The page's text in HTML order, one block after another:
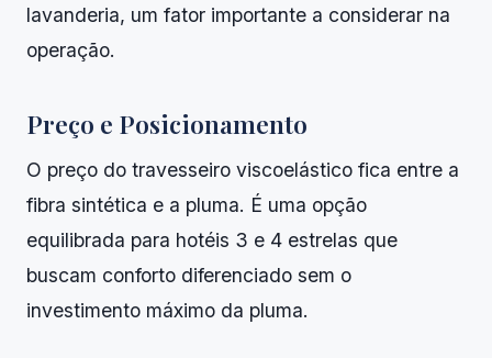
lavanderia, um fator importante a considerar na
operação.
Preço e Posicionamento
O preço do travesseiro viscoelástico fica entre a
fibra sintética e a pluma. É uma opção
equilibrada para hotéis 3 e 4 estrelas que
buscam conforto diferenciado sem o
investimento máximo da pluma.